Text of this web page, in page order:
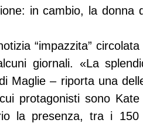
in cambio, la donna
“impazzita”
giornali. «La
Maglie – riporta una
protagonisti sono
la presenza, tra i 150